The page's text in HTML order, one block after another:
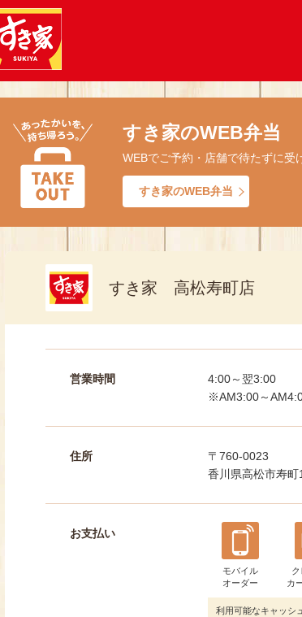
すき家のWEB弁当
WEBでご予約・店舗で待たずに受
すき家のWEB弁当
すき家 高松寿町店
営業時間
4:00～翌3:00
※AM3:00～
住所
〒760-0023
香川県高松市寿
お支払い
モバイル
オーダー
カ
利用可能なキャッシ